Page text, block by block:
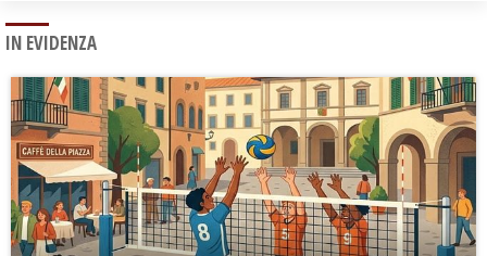
IN EVIDENZA